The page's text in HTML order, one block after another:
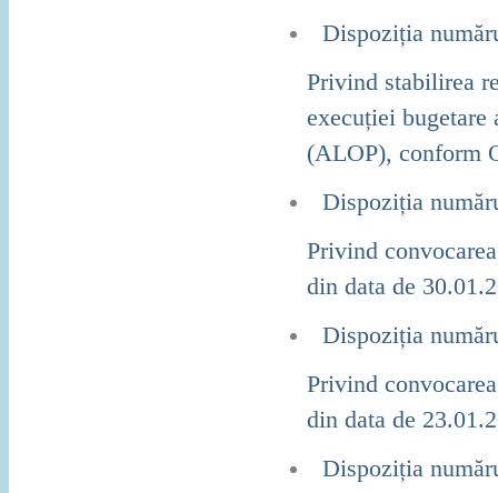
Dispoziția
Privind stabilirea
execuției
(ALOP), conform
Dispoziția
Privind
din data de
Dispoziția
Privind
din data de
Dispoziția